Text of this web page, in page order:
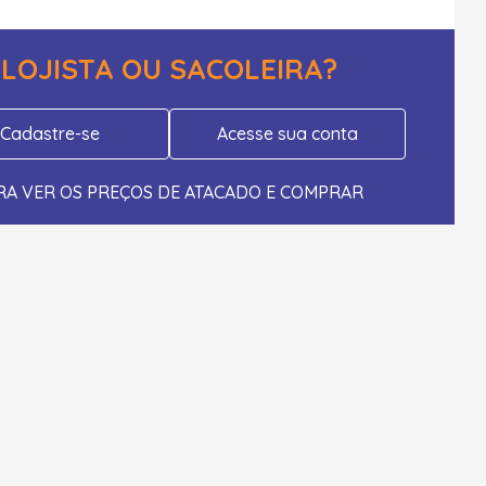
LOJISTA OU SACOLEIRA?
Cadastre-se Acesse sua conta
VER OS PREÇOS DE ATACADO E COMPRAR